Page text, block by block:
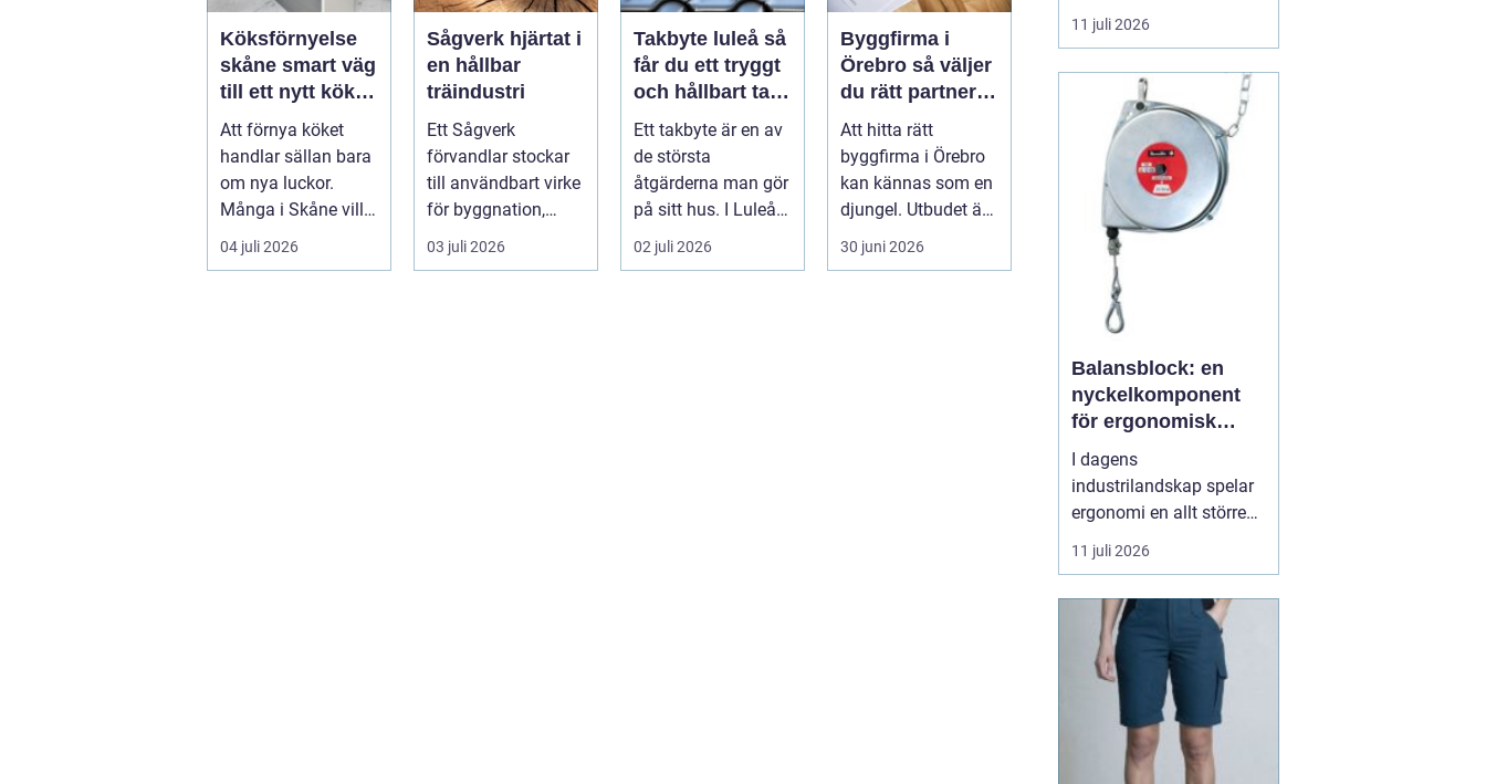
Köksförnyelse
skåne smart väg
till ett nytt kök
utan
helrenovering
Att förnya köket
handlar sällan bara
om nya luckor.
Många i Skåne vill
ha ett kök som
fungerar bättr...
04 juli 2026
Sågverk hjärtat i
en hållbar
träindustri
Ett Sågverk
förvandlar stockar
till användbart virke
för byggnation,
snickeri och
inredning. Här möt...
03 juli 2026
Takbyte luleå så
får du ett tryggt
och hållbart tak i
norrbottniskt
klimat
Ett takbyte är en av
de största
åtgärderna man gör
på sitt hus. I Luleå
ställs extra höga
krav på bå...
02 juli 2026
Byggfirma i
Örebro så väljer
du rätt partner
för ditt projekt
Att hitta rätt
byggfirma i Örebro
kan kännas som en
djungel. Utbudet är
stort, projekten ser
olika u...
30 juni 2026
nära anhörig har gått
bort och behovet av stöd
11 juli 2026
Balansblock: en
nyckelkomponent
för ergonomisk
effektivitet
I dagens
industrilandskap spelar
ergonomi en allt större
roll. Det handlar inte
bara om att skapa en
för anställda, utan även
om att optimera
produktiviteten. Ett
verktyg som allt mer
sprider sig inom
industrin, tack vare
11 juli 2026